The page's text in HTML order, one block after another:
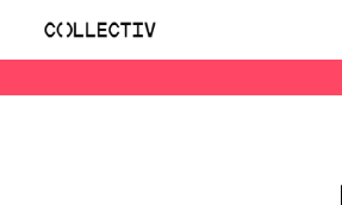
WMM(더블유엠엠)은 남성복 디자이너 출신 이슬 대표가 2017년 론칭한 서울 기반의 여성 디자이너 브